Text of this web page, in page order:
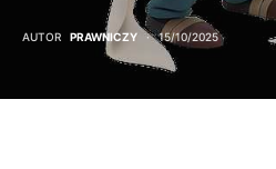
AUTOR PRAWNICZY 15/10/2025